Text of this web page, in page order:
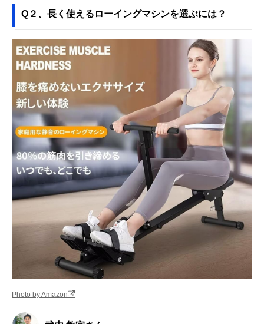
Q２、長く使えるローイングマシンを選ぶには？
Photo by Amazon